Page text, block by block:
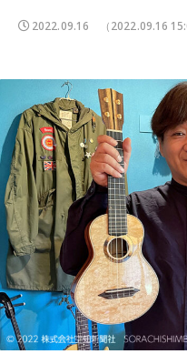
2022.09.16 （2022.09.16